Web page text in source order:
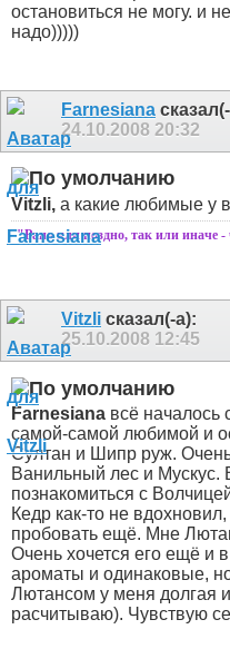
остановиться не могу. и
надо)))))
Farnesiana
24.10.2008 20:32
Vitzli, а какие любимые у
"Рано или поздно, так или иначе -
Vitzli сказал(-а):
25.10.2008 12:45
Farnesiana всё началось
самой-самой любимой и
Султан и Шипр руж.
Ванильный лес и Мускус.
познакомиться с
Кедр как-то не
пробовать ещё. Мне
Очень хочется его ещё и
ароматы и одинаковые,
Лютансом у меня долгая
расчитываю). Чувствую